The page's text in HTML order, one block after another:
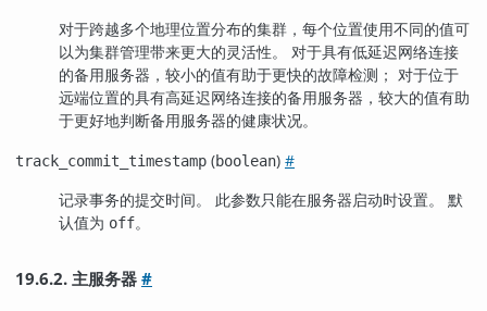
对于跨越多个地理位置分布的集群，每个位置使用不同的值可
以为集群管理带来更大的灵活性。 对于具有低延迟网络连接
的备用服务器，较小的值有助于更快的故障检测； 对于位于
远端位置的具有高延迟网络连接的备用服务器，较大的值有助
于更好地判断备用服务器的健康状况。
track_commit_timestamp (boolean) #
记录事务的提交时间。 此参数只能在服务器启动时设置。 默
认值为 off。
19.6.2. 主服务器#